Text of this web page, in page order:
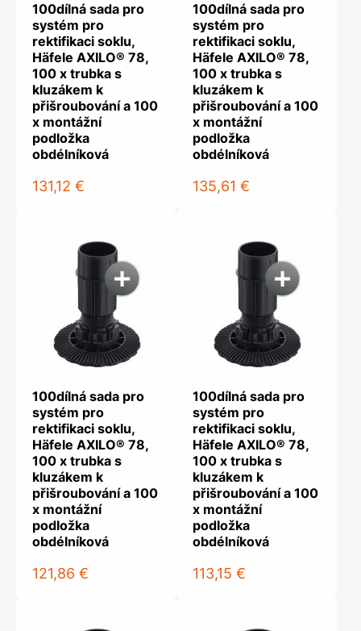
100dílná sada pro
systém pro
rektifikaci soklu,
Häfele AXILO® 78,
100 x trubka s
kluzákem k
přišroubování a 100
x montážní
podložka
obdélníková
131,12 €
100dílná sada pro
systém pro
rektifikaci soklu,
Häfele AXILO® 78,
100 x trubka s
kluzákem k
přišroubování a 100
x montážní
podložka
obdélníková
135,61 €
100dílná sada pro
systém pro
rektifikaci soklu,
Häfele AXILO® 78,
100 x trubka s
kluzákem k
přišroubování a 100
x montážní
podložka
obdélníková
121,86 €
100dílná sada pro
systém pro
rektifikaci soklu,
Häfele AXILO® 78,
100 x trubka s
kluzákem k
přišroubování a 100
x montážní
podložka
obdélníková
113,15 €